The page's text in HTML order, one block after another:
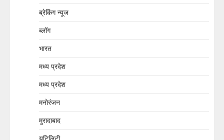
ब्रेकिंग न्यूज
ब्लॉग
भारत
मध्य प्रदेश
मध्य प्रदेश
मनोरंजन
मुरादाबाद
यूटिलिटी